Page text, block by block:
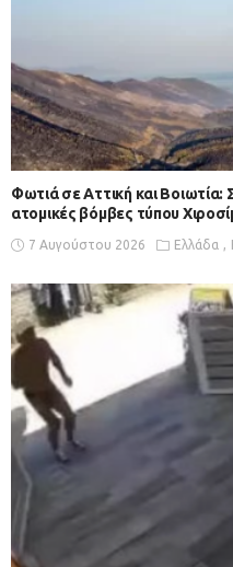
Φωτιά σε Αττική και Βοιωτία:
ατομικές βόμβες τύπου
7 Αυγούστου 2026 Ελλάδα